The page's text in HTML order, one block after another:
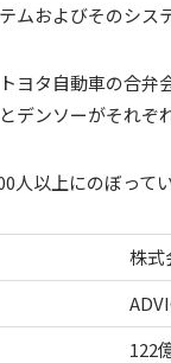
ムおよびそのシス
ヨタ自動車の合
デンソーがそれぞ
以上にのぼってい
株式
122